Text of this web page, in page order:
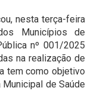
nesta terça-feira
Municípios de
nº 001/2025
na realização de
tem como objetivo
de Saúde